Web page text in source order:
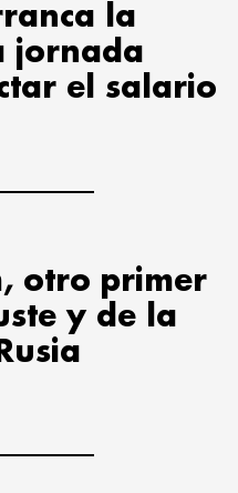
la
jornada
el salario
otro primer
y de la